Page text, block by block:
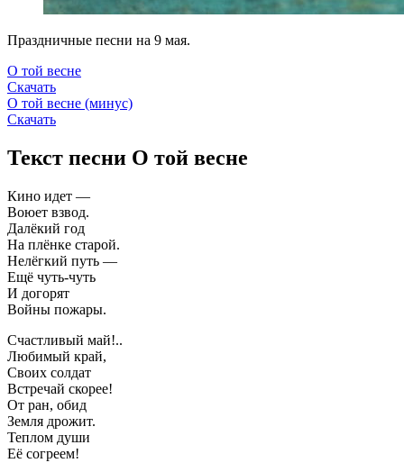
Праздничные песни на 9 мая.
О той весне
Скачать
О той весне (минус)
Скачать
Текст песни О той весне
Кино идет —
Воюет взвод.
Далёкий год
На плёнке старой.
Нелёгкий путь —
Ещё чуть-чуть
И догорят
Войны пожары.
Счастливый май!..
Любимый край,
Своих солдат
Встречай скорее!
От ран, обид
Земля дрожит.
Теплом души
Её согреем!